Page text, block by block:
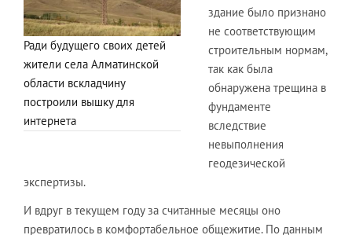
Ради будущего своих детей
жители села Алматинской
области вскладчину
построили вышку для
интернета
здание было признано
не соответствующим
строительным нормам,
так как была
обнаружена трещина в
фундаменте
вследствие
невыполнения
геодезической
экспертизы.
И вдруг в текущем году за считанные месяцы оно
превратилось в комфортабельное общежитие. По данным